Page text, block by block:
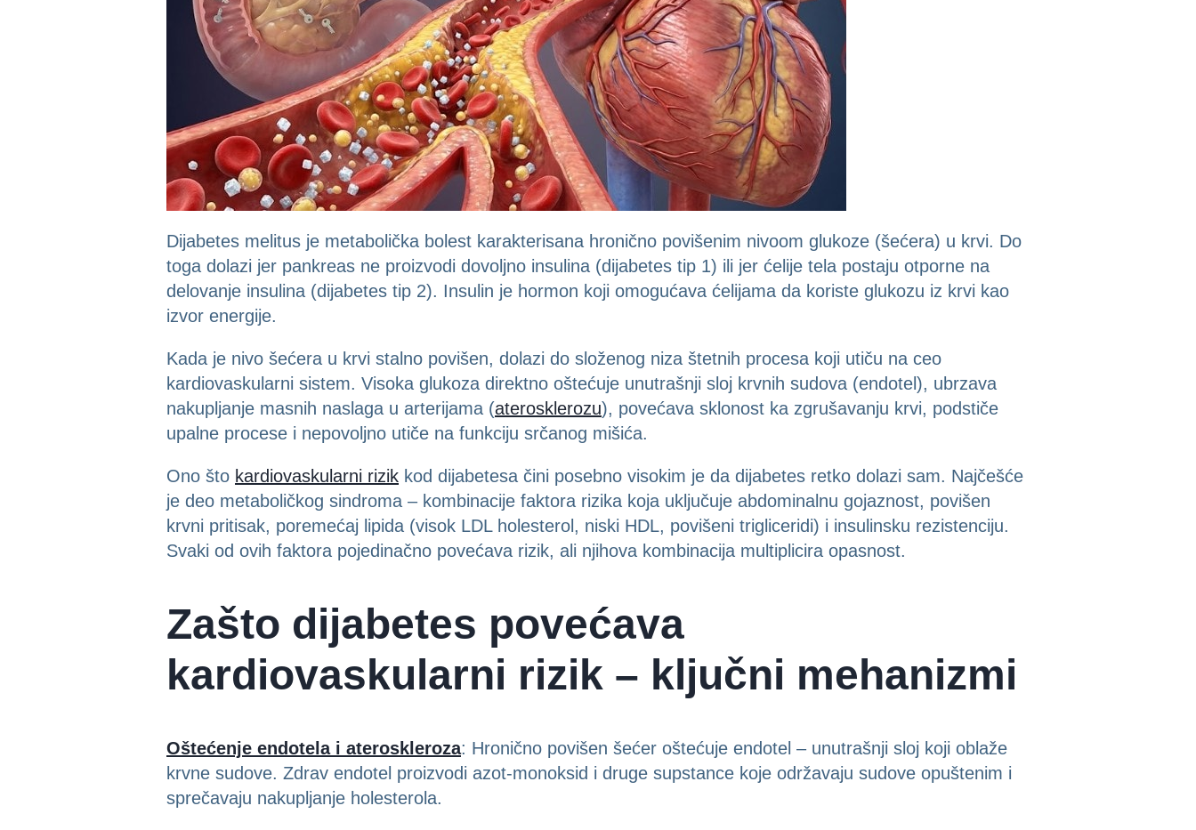
Dijabetes melitus je metabolička bolest karakterisana hronično povišenim nivoom glukoze (šećera) u krvi. Do
toga dolazi jer pankreas ne proizvodi dovoljno insulina (dijabetes tip 1) ili jer ćelije tela postaju otporne na
delovanje insulina (dijabetes tip 2). Insulin je hormon koji omogućava ćelijama da koriste glukozu iz krvi kao
izvor energije.
Kada je nivo šećera u krvi stalno povišen, dolazi do složenog niza štetnih procesa koji utiču na ceo
kardiovaskularni sistem. Visoka glukoza direktno oštećuje unutrašnji sloj krvnih sudova (endotel), ubrzava
nakupljanje masnih naslaga u arterijama (aterosklerozu), povećava sklonost ka zgrušavanju krvi, podstiče
upalne procese i nepovoljno utiče na funkciju srčanog mišića.
Ono što kardiovaskularni rizik kod dijabetesa čini posebno visokim je da dijabetes retko dolazi sam. Najčešće
je deo metaboličkog sindroma – kombinacije faktora rizika koja uključuje abdominalnu gojaznost, povišen
krvni pritisak, poremećaj lipida (visok LDL holesterol, niski HDL, povišeni trigliceridi) i insulinsku rezistenciju.
Svaki od ovih faktora pojedinačno povećava rizik, ali njihova kombinacija multiplicira opasnost.
Zašto dijabetes povećava
kardiovaskularni rizik – ključni mehanizmi
Oštećenje endotela i ateroskleroza: Hronično povišen šećer oštećuje endotel – unutrašnji sloj koji oblaže
krvne sudove. Zdrav endotel proizvodi azot-monoksid i druge supstance koje održavaju sudove opuštenim i
sprečavaju nakupljanje holesterola.